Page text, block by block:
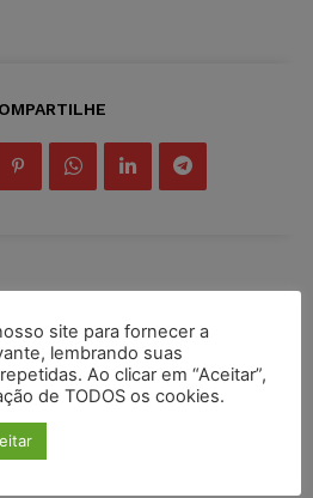
site para fornecer a
lembrando suas
Ao clicar em “Aceitar”,
de TODOS os cookies.